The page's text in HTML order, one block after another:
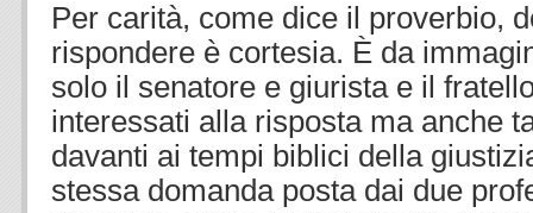
Per carità, come dice il proverbio,
rispondere è cortesia. È da
solo il senatore e giurista e il
interessati alla risposta ma anche
davanti ai tempi biblici della
stessa domanda posta dai due